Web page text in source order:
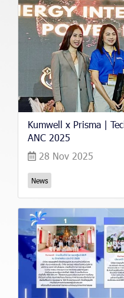
Kumwell x Prisma |
ANC 2025
28 Nov 2025
News